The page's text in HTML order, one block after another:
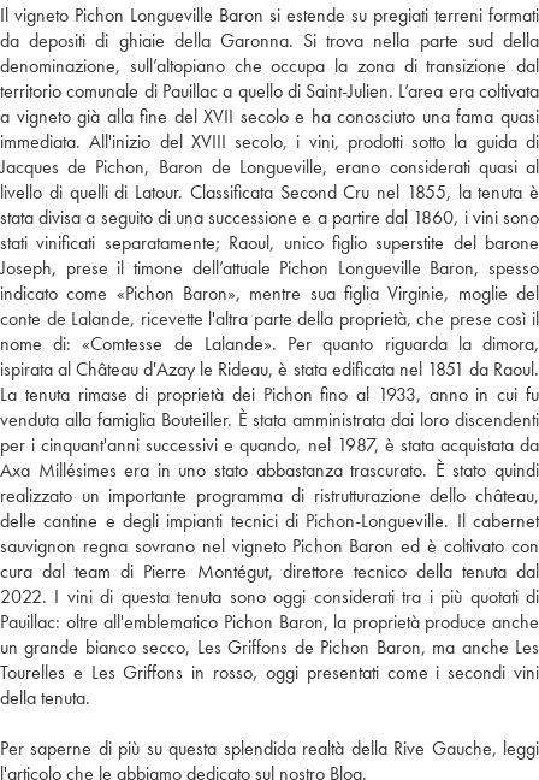
Il vigneto Pichon Longueville Baron si estende su pregiati terreni formati
da depositi di ghiaie della Garonna. Si trova nella parte sud della
denominazione, sull’altopiano che occupa la zona di transizione dal
territorio comunale di Pauillac a quello di Saint-Julien. L’area era coltivata
a vigneto già alla fine del XVII secolo e ha conosciuto una fama quasi
immediata. All'inizio del XVIII secolo, i vini, prodotti sotto la guida di
Jacques de Pichon, Baron de Longueville, erano considerati quasi al
livello di quelli di Latour. Classificata Second Cru nel 1855, la tenuta è
stata divisa a seguito di una successione e a partire dal 1860, i vini sono
stati vinificati separatamente; Raoul, unico figlio superstite del barone
Joseph, prese il timone dell’attuale Pichon Longueville Baron, spesso
indicato come «Pichon Baron», mentre sua figlia Virginie, moglie del
conte de Lalande, ricevette l'altra parte della proprietà, che prese così il
nome di: «Comtesse de Lalande». Per quanto riguarda la dimora,
ispirata al Château d'Azay le Rideau, è stata edificata nel 1851 da Raoul.
La tenuta rimase di proprietà dei Pichon fino al 1933, anno in cui fu
venduta alla famiglia Bouteiller. È stata amministrata dai loro discendenti
per i cinquant'anni successivi e quando, nel 1987, è stata acquistata da
Axa Millésimes era in uno stato abbastanza trascurato. È stato quindi
realizzato un importante programma di ristrutturazione dello château,
delle cantine e degli impianti tecnici di Pichon-Longueville. Il cabernet
sauvignon regna sovrano nel vigneto Pichon Baron ed è coltivato con
cura dal team di Pierre Montégut, direttore tecnico della tenuta dal
2022. I vini di questa tenuta sono oggi considerati tra i più quotati di
Pauillac: oltre all'emblematico Pichon Baron, la proprietà produce anche
un grande bianco secco, Les Griffons de Pichon Baron, ma anche Les
Tourelles e Les Griffons in rosso, oggi presentati come i secondi vini
della tenuta.
Per saperne di più su questa splendida realtà della Rive Gauche, leggi
l'articolo che le abbiamo dedicato sul nostro Blog.